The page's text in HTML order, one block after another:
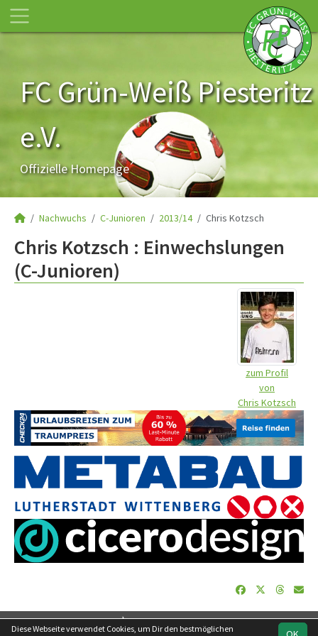
FC Grün-Weiß Piesteritz
e.V.
Offizielle Homepage
Nachwuchs C-Junioren 2013/14 Chris Kotzsch
Chris Kotzsch : Einwechslungen
(C-Junioren)
zum Profil
von
Chris Kotzsch
soccero.de
Diese Webseite verwendet Cookies, um Dir den bestmöglichen